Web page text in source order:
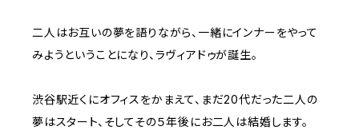
二人はお互いの夢を語りながら、一緒にインナーをやって
みようということになり、ラヴィアドゥが誕生。
渋谷駅近くにオフィスをかまえて、まだ20代だった二人の
夢はスタート、そしてその５年後にお二人は結婚します。